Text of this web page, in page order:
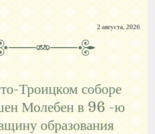
2 августа, 2026
Троицком соборе
Молебен в 96 -ю
образования